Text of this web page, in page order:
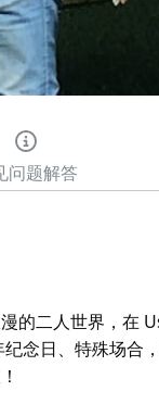
问题解答
的二人世界，在
念日、特殊场合